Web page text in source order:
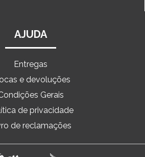
AJUDA
Entregas
e devoluções
Gerais
de privacidade
de reclamações